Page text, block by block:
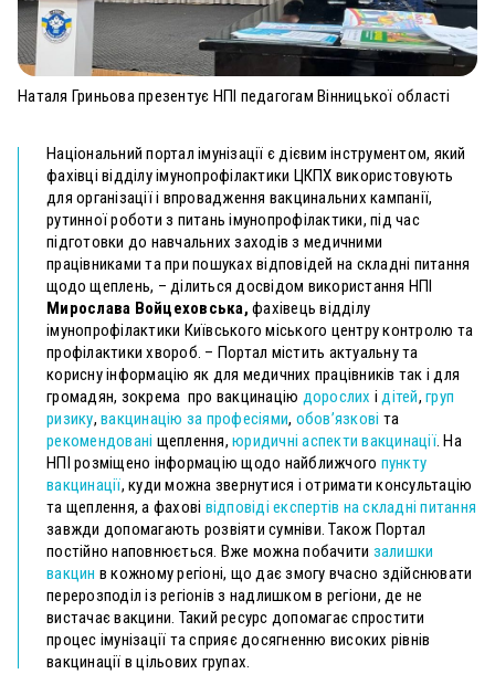
Наталя Гриньова презентує НПІ педагогам Вінницької області
Національний портал імунізації є дієвим інструментом, який
фахівці відділу імунопрофілактики ЦКПХ використовують
для організації і впровадження вакцинальних кампанії,
рутинної роботи з питань імунопрофілактики, під час
підготовки до навчальних заходів з медичними
працівниками та при пошуках відповідей на складні питання
щодо щеплень, – ділиться досвідом використання НПІ
Мирослава Войцеховська, фахівець відділу
імунопрофілактики Київського міського центру контролю та
профілактики хвороб. – Портал містить актуальну та
корисну інформацію як для медичних працівників так і для
громадян, зокрема про вакцинацію дорослих ідітей, груп
ризику, вакцинацію за професіями, обов’язкові та
рекомендовані щеплення, юридичні аспекти вакцинації. На
НПІ розміщено інформацію щодо найближчого пункту
вакцинації, куди можна звернутися і отримати консультацію
та щеплення, а фахові відповіді експертів на складні питання
завжди допомагають розвіяти сумніви. Також Портал
постійно наповнюється. Вже можна побачити залишки
вакцин в кожному регіоні, що дає змогу вчасно здійснювати
перерозподіл із регіонів з надлишком в регіони, де не
вистачає вакцини. Такий ресурс допомагає спростити
процес імунізації та сприяє досягненню високих рівнів
вакцинації в цільових групах.